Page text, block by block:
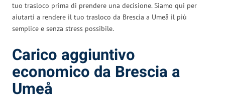
tuo trasloco prima di prendere una decisione. Siamo qui per
aiutarti a rendere il tuo trasloco da Brescia a Umeå il più
semplice e senza stress possibile.
Carico aggiuntivo
economico da Brescia a
Umeå